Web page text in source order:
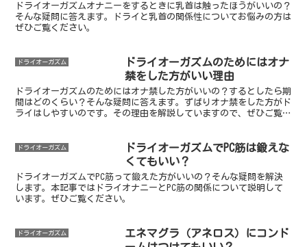
ドライオーガズムオナニーをするときに乳首は触ったほうがいいの？
そんな疑問に答えます。ドライと乳首の関係性についてお悩みの方は
ぜひご覧ください。
ドライオーガズム
ドライオーガズムのためにはオナ
禁をした方がいい理由
ドライオーガズムのためにはオナ禁した方がいいの？するとしたら期
間はどのくらい？そんな疑問に答えます。ずばりオナ禁をした方がド
ライはしやすいのです。その理由を解説していますので、ぜひご覧く
ドライオーガズム
ドライオーガズムでPC筋は鍛えな
くてもいい？
ドライオーガズムでPC筋って鍛えた方がいいの？そんな疑問を解決
します。本記事ではドライオナニーとPC筋の関係について説明して
います。ぜひご覧ください。
ドライオーガズム
エネマグラ（アネロス）にコンド